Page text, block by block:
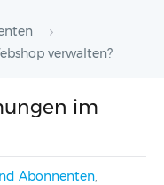
verwalten?
im
Abonnenten,